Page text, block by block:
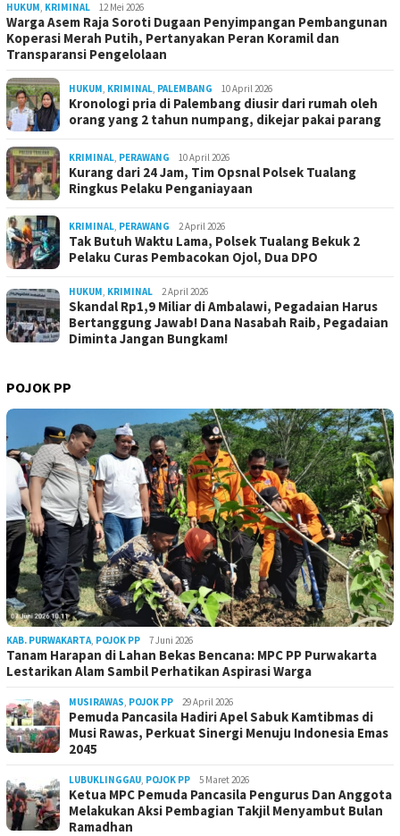
HUKUM, KRIMINAL 12 Mei 2026
Warga Asem Raja Soroti Dugaan Penyimpangan Pembangunan
Koperasi Merah Putih, Pertanyakan Peran Koramil dan
Transparansi Pengelolaan
HUKUM, KRIMINAL, PALEMBANG 10 April 2026
Kronologi pria di Palembang diusir dari rumah oleh
orang yang 2 tahun numpang, dikejar pakai parang
KRIMINAL, PERAWANG 10 April 2026
Kurang dari 24 Jam, Tim Opsnal Polsek Tualang
Ringkus Pelaku Penganiayaan
KRIMINAL, PERAWANG 2 April 2026
Tak Butuh Waktu Lama, Polsek Tualang Bekuk 2
Pelaku Curas Pembacokan Ojol, Dua DPO
HUKUM, KRIMINAL 2 April 2026
Skandal Rp1,9 Miliar di Ambalawi, Pegadaian Harus
Bertanggung Jawab! Dana Nasabah Raib, Pegadaian
Diminta Jangan Bungkam!
POJOK PP
KAB. PURWAKARTA, POJOK PP 7 Juni 2026
Tanam Harapan di Lahan Bekas Bencana: MPC PP Purwakarta
Lestarikan Alam Sambil Perhatikan Aspirasi Warga
MUSIRAWAS, POJOK PP 29 April 2026
Pemuda Pancasila Hadiri Apel Sabuk Kamtibmas di
Musi Rawas, Perkuat Sinergi Menuju Indonesia Emas
2045
LUBUKLINGGAU, POJOK PP 5 Maret 2026
Ketua MPC Pemuda Pancasila Pengurus Dan Anggota
Melakukan Aksi Pembagian Takjil Menyambut Bulan
Ramadhan